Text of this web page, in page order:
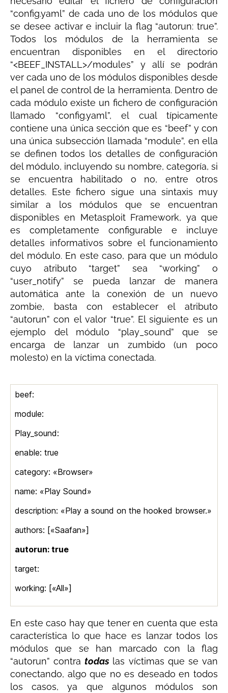
“config.yaml” de cada uno de los módulos que
se desee activar e incluir la flag “autorun: true”.
Todos los módulos de la herramienta se
encuentran disponibles en el directorio
“<BEEF_INSTALL>/modules” y allí se podrán
ver cada uno de los módulos disponibles desde
el panel de control de la herramienta. Dentro de
cada módulo existe un fichero de configuración
llamado “config.yaml”, el cual típicamente
contiene una única sección que es “beef” y con
una única subsección llamada “module”, en ella
se definen todos los detalles de configuración
del módulo, incluyendo su nombre, categoría, si
se encuentra habilitado o no, entre otros
detalles. Este fichero sigue una sintaxis muy
similar a los módulos que se encuentran
disponibles en Metasploit Framework, ya que
es completamente configurable e incluye
detalles informativos sobre el funcionamiento
del módulo. En este caso, para que un módulo
cuyo atributo “target” sea “working” o
“user_notify” se pueda lanzar de manera
automática ante la conexión de un nuevo
zombie, basta con establecer el atributo
“autorun” con el valor “true”. El siguiente es un
ejemplo del módulo “play_sound” que se
encarga de lanzar un zumbido (un poco
molesto) en la víctima conectada.
beef:
module:
Play_sound:
enable: true
category: «Browser»
name: «Play Sound»
description: «Play a sound on the hooked browser.»
authors: [«Saafan»]
autorun: true
target:
working: [«All»]
En este caso hay que tener en cuenta que esta
característica lo que hace es lanzar todos los
módulos que se han marcado con la flag
“autorun” contratodas las víctimas que se van
conectando, algo que no es deseado en todos
los casos, ya que algunos módulos son